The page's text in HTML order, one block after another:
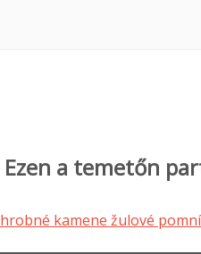
Ezen a temetőn